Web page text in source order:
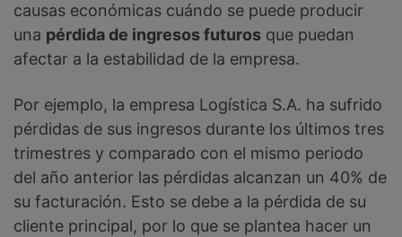
causas económicas cuándo se puede producir
una pérdida de ingresos futuros que puedan
afectar a la estabilidad de la empresa.
Por ejemplo, la empresa Logística S.A. ha sufrido
pérdidas de sus ingresos durante los últimos tres
trimestres y comparado con el mismo periodo
del año anterior las pérdidas alcanzan un 40% de
su facturación. Esto se debe a la pérdida de su
cliente principal, por lo que se plantea hacer un